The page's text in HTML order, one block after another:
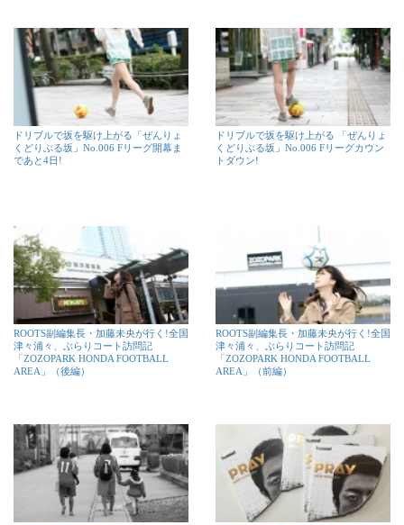
ドリブルで坂を駆け上がる「ぜんりょ
くどりぶる坂」No.006 Fリーグ開幕ま
であと4日!
ドリブルで坂を駆け上がる 「ぜんりょ
くどりぶる坂」No.006 Fリーグカウン
トダウン!
ROOTS副編集長・加藤未央が行く!全国
津々浦々、ぶらりコート訪問記
「ZOZOPARK HONDA FOOTBALL
AREA」（後編）
ROOTS副編集長・加藤未央が行く!全国
津々浦々、ぶらりコート訪問記
「ZOZOPARK HONDA FOOTBALL
AREA」（前編）